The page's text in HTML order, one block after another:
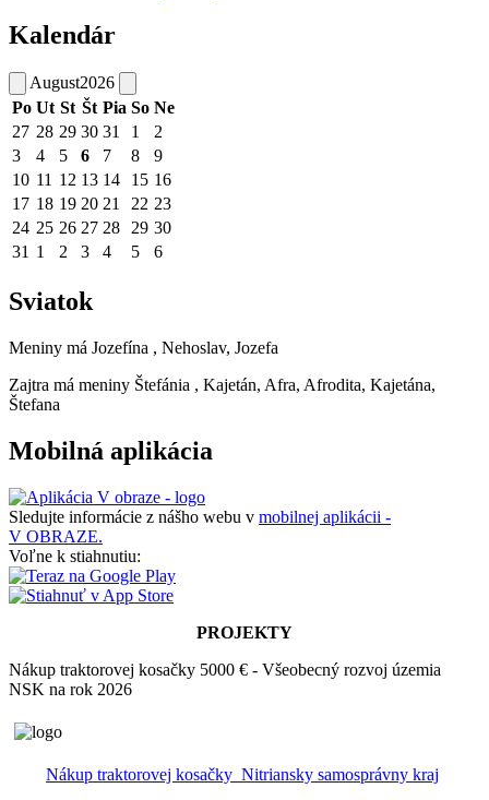
Kalendár
August2026
Po Ut St Št Pia So Ne
27 28 29 30 31 1
2
3
4 5 6 7 8
9
10 11 12 13 14 15 16
17 18 19 20 21 22 23
24 25 26 27 28 29 30
31 1 2 3 4 5 6
Sviatok
Meniny má Jozefína , Nehoslav, Jozefa
Zajtra má meniny Štefánia , Kajetán, Afra, Afrodita, Kajetána,
Štefana
Mobilná aplikácia
Sledujte informácie z nášho webu v mobilnej aplikácii -
V OBRAZE.
Voľne k stiahnutiu:
PROJEKTY
Nákup traktorovej kosačky 5000 € - Všeobecný rozvoj územia
NSK na rok 2026
Nákup traktorovej kosačky_Nitriansky samosprávny kraj